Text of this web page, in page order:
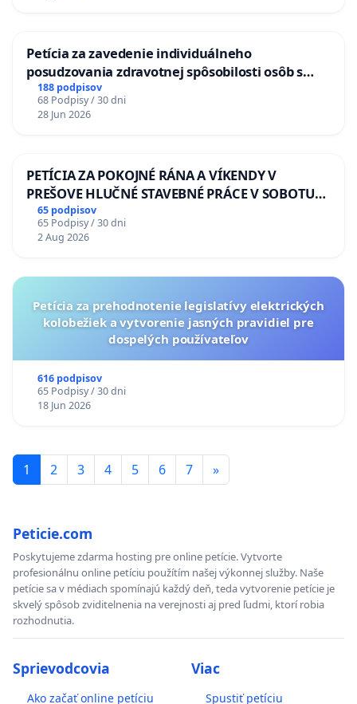
Petícia za zavedenie individuálneho
posudzovania zdravotnej spôsobilosti osôb s
diabetom 1. a 2. typu pri prijímaní do
Policajného zboru SR
188 podpisov
68 Podpisy / 30 dni
28 Jun 2026
PETÍCIA ZA POKOJNÉ RÁNA A VÍKENDY V
PREŠOVE HLUČNÉ STAVEBNÉ PRÁCE V SOBOTU
LEN OD 9.00 DO 13.00 HOD., CEZ PRACOVNÝ
TÝŽDEŇ CIEĽ 8.00 – 18.00 HOD. A PRAVIDELNÁ
KONTROLA STAVBY C-AREA NA
65 podpisov
65 Podpisy / 30 dni
2 Aug 2026
Petícia za prehodnotenie legislatívy elektrických
kolobežiek a vytvorenie jasných pravidiel pre
dospelých používateľov
616 podpisov
65 Podpisy / 30 dni
18 Jun 2026
1 2 3 4 5 6 7 »
Peticie.com
Poskytujeme zdarma hosting pre online petície. Vytvorte
profesionálnu online petíciu použítím našej výkonnej služby. Naše
petície sa v médiach spomínajú každý deň, teda vytvorenie petície je
skvelý spôsob zviditelnenia na verejnosti aj pred ľudmi, ktorí robia
rozhodnutia.
Sprievodcovia
Ako začať online petíciu
Viac
Spustiť petíciu